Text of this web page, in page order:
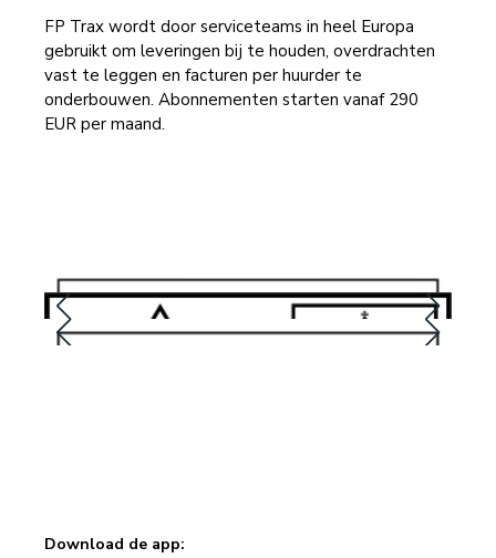
FP Trax wordt door serviceteams in heel Europa
gebruikt om leveringen bij te houden, overdrachten
vast te leggen en facturen per huurder te
onderbouwen. Abonnementen starten vanaf 290
EUR per maand.
Download de app: